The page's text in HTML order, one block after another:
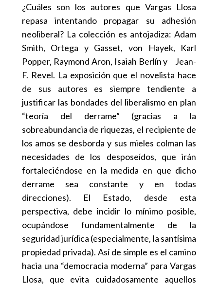
¿Cuáles son los autores que Vargas Llosa
repasa intentando propagar su adhesión
neoliberal? La colección es antojadiza: Adam
Smith, Ortega y Gasset, von Hayek, Karl
Popper, Raymond Aron, Isaiah Berlín y Jean-
F. Revel. La exposición que el novelista hace
de sus autores es siempre tendiente a
justificar las bondades del liberalismo en plan
“teoría del derrame” (gracias a la
sobreabundancia de riquezas, el recipiente de
los amos se desborda y sus mieles colman las
necesidades de los desposeídos, que irán
fortaleciéndose en la medida en que dicho
derrame sea constante y en todas
direcciones). El Estado, desde esta
perspectiva, debe incidir lo mínimo posible,
ocupándose fundamentalmente de la
seguridad jurídica (especialmente, la santísima
propiedad privada). Así de simple es el camino
hacia una “democracia moderna” para Vargas
Llosa, que evita cuidadosamente aquellos